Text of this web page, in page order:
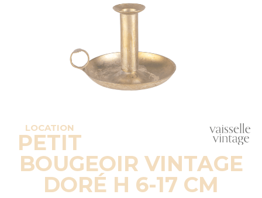
LOCATION
PETIT
BOUGEOIR VINTAGE
DORÉ H 6-17 CM